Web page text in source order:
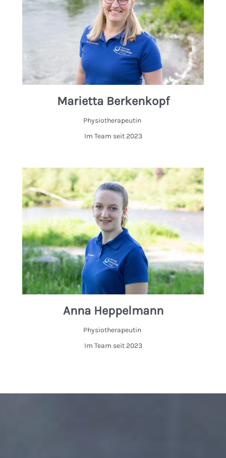
Marietta Berkenkopf
Physiotherapeutin
Im Team seit 2023
Anna Heppelmann
Physiotherapeutin
Im Team seit 2023